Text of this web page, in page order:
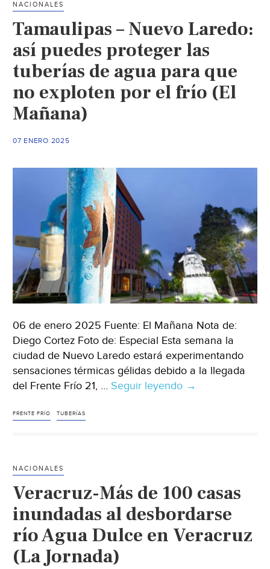
estructurales
redes
de
agua
NACIONALES
Tamaulipas – Nuevo Laredo:
así puedes proteger las
tuberías de agua para que
no exploten por el frío (El
Mañana)
07 ENERO 2025
06 de enero 2025 Fuente: El Mañana Nota de:
Diego Cortez Foto de: Especial Esta semana la
ciudad de Nuevo Laredo estará experimentando
sensaciones térmicas gélidas debido a la llegada
del Frente Frío 21, … Seguir leyendo Tamaulipas
las
tuberías
de
agua
→
FRENTE FRÍO TUBERÍAS
NACIONALES
Veracruz-Más de 100 casas
inundadas al desbordarse
río Agua Dulce en Veracruz
(La Jornada)